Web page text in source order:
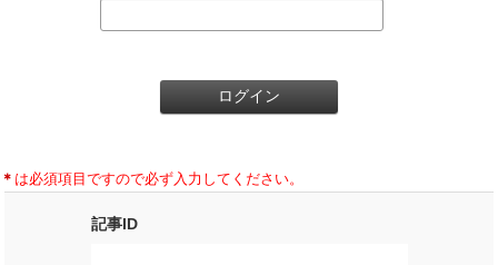
＊ は必須項目ですので必ず入力してください。
記事ID